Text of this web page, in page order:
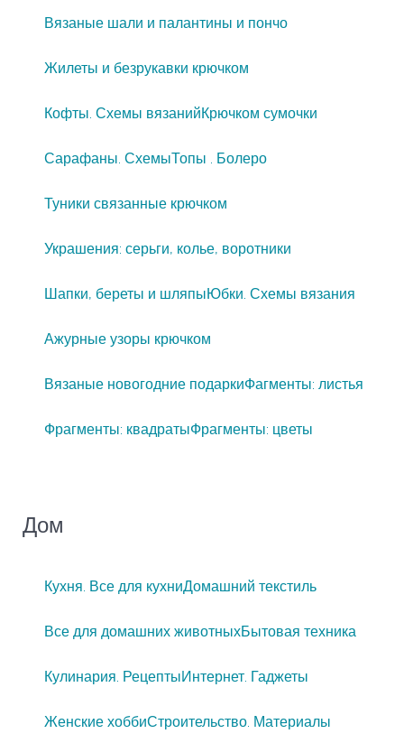
Вязаные шали и палантины и пончо
Жилеты и безрукавки крючком
Кофты. Схемы вязанийКрючком сумочки
Сарафаны. СхемыТопы . Болеро
Туники связанные крючком
Украшения: серьги, колье, воротники
Шапки, береты и шляпыЮбки. Схемы вязания
Ажурные узоры крючком
Вязаные новогодние подаркиФагменты: листья
Фрагменты: квадратыФрагменты: цветы
Дом
Кухня. Все для кухниДомашний текстиль
Все для домашних животныхБытовая техника
Кулинария. РецептыИнтернет. Гаджеты
Женские хоббиСтроительство. Материалы